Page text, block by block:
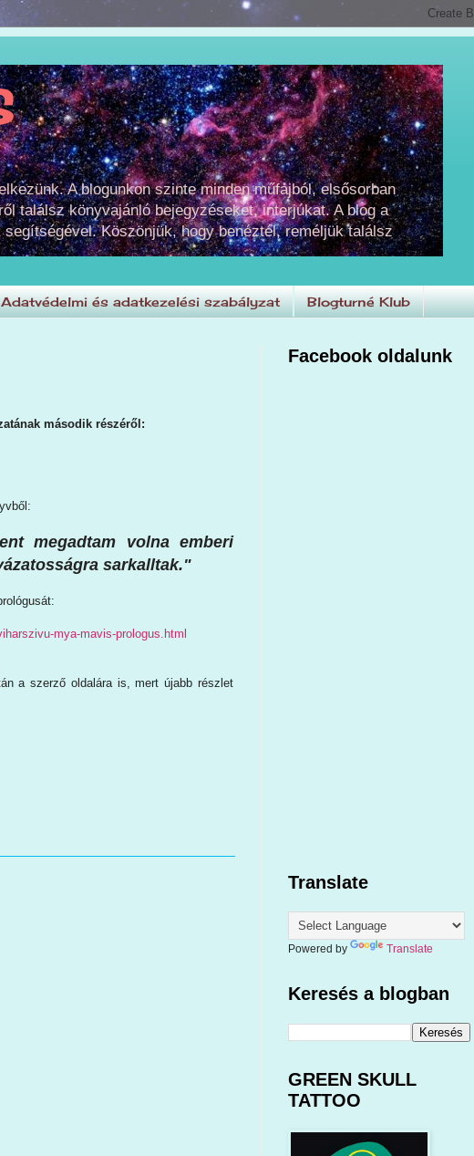
A blogunkon szinte minden műfajból, elsősorban
találsz könyvajánló bejegyzéseket, interjúkat. A blog a
Köszönjük, hogy benéztél, reméljük találsz
Adatvédelmi és adatkezelési szabályzat Blogturné Klub
második részéről:
megadtam volna emberi
sarkalltak."
mya-mavis-prologus.html
a szerző oldalára is, mert újabb részlet
Facebook oldalunk
Translate
Powered by Translate
Keresés a blogban
GREEN SKULL
TATTOO